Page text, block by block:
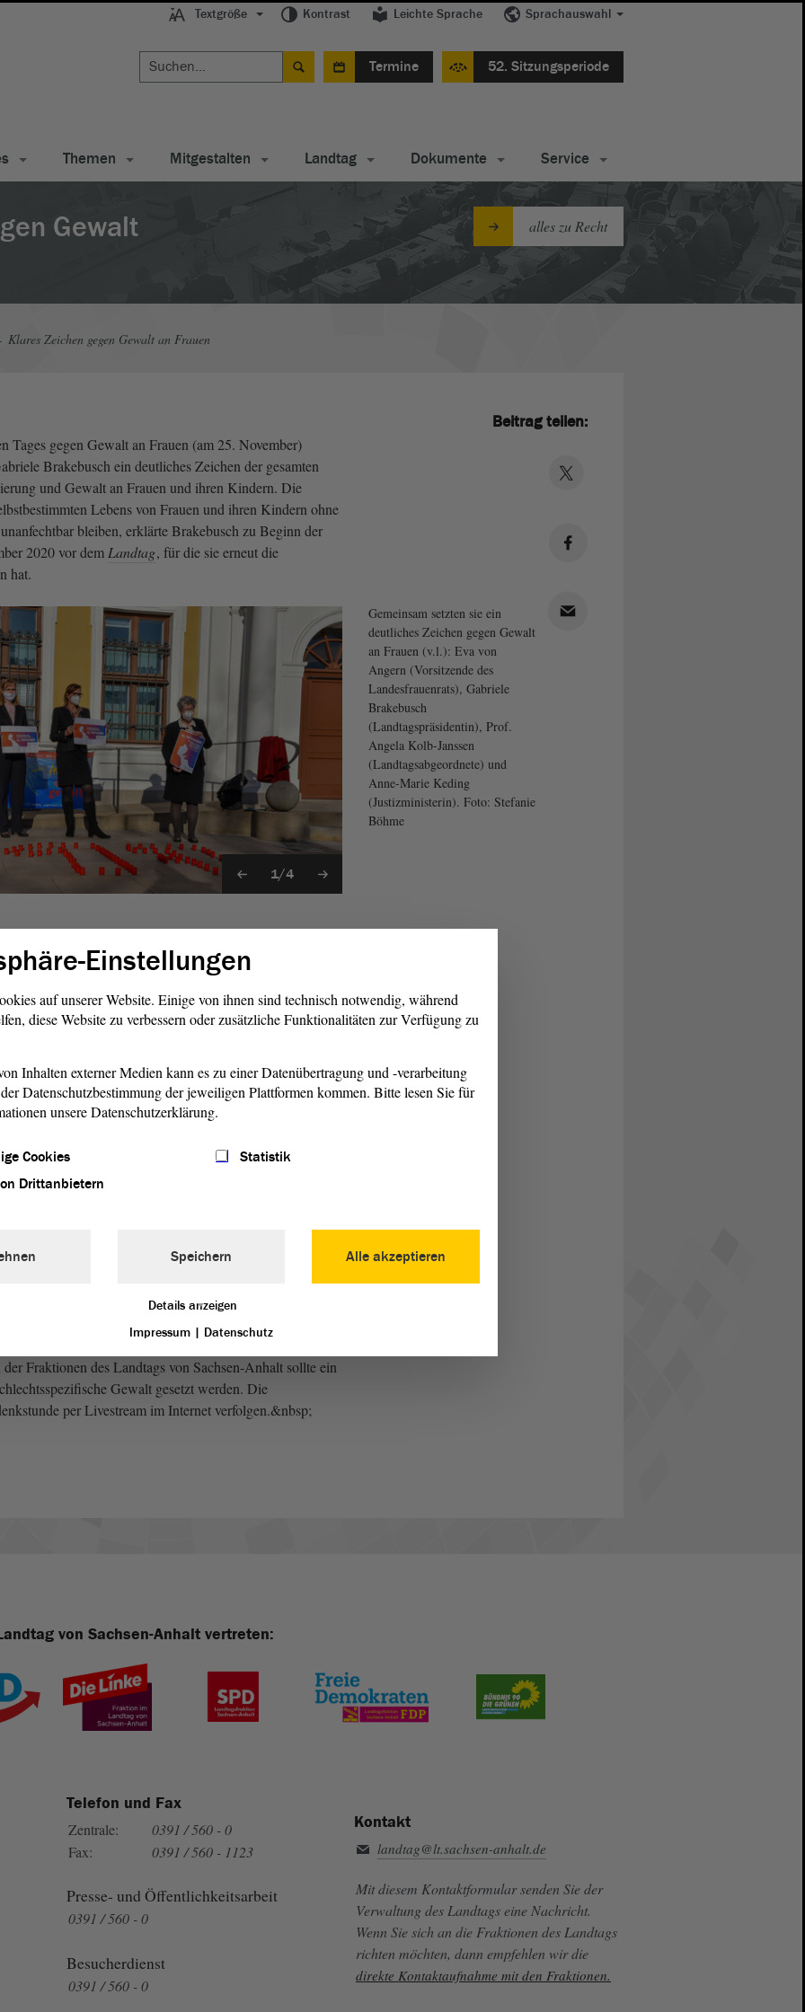
Textgröße Kontrast Leichte Sprache Sprachauswahl
Termine 52. Sitzungsperiode
Themen Mitgestalten Landtag Dokumente Service
Gewalt
alles zu Recht
Klares Zeichen gegen Gewalt an Frauen
Tages gegen Gewalt an Frauen (am 25. November)
Brakebusch ein deutliches Zeichen der gesamten
und Gewalt an Frauen und ihren Kindern. Die
Lebens von Frauen und ihren Kindern ohne
bleiben, erklärte Brakebusch zu Beginn der
2020 vor dem Landtag, für die sie erneut die
hat.
1/4
Gemeinsam setzten sie ein
deutliches Zeichen gegen Gewalt
an Frauen (v.l.): Eva von
Angern (Vorsitzende des
Landesfrauenrats), Gabriele
Brakebusch
(Landtagspräsidentin), Prof.
Angela Kolb-Janssen
(Landtagsabgeordnete) und
Anne-Marie Keding
(Justizministerin). Foto: Stefanie
Böhme
für alle Antrieb sein, die in unserem europäischen
der Frau zu schützen. „Sie ist eine tragende
Verantwortung gebietet es uns, offen über vorhandene
ihren Kindern zu sprechen. Und auch verleiht sie uns die
Betroffenen zu geben.“
Frauen
der extremsten Form von Gewalt an Frauen gedacht;
ihres Geschlechts. Allein im Jahr 2019 wurden 117
getötet. Neun Frauen weist die
Das sind 117 zu viel, bekräftigten der Landesfrauenrat
häusliche Gewalt mit ihrer
zum Internationalen Tag gegen Gewalt an Frauen.
von Sachsen-Anhalt wurde gemeinsam organisiert
www.landesfrauenrat.de _blank extern>Landesfrauenrat
Gabriele Brakebusch und der Ministerin für
Marie Keding. Gemeinsam mit den frauenpolitischen
Fraktionen des Landtags von Sachsen-Anhalt sollte ein
Gewalt gesetzt werden. Die
per Livestream im Internet verfolgen.&nbsp;
Beitrag teilen:
von Sachsen-Anhalt vertreten:
Telefon und Fax
Zentrale:
0391 / 560 - 0
Fax:
0391 / 560 - 1123
Presse- und Öffentlichkeitsarbeit
0391 / 560 - 0
Besucherdienst
0391 / 560 - 0
Kontakt
landtag@lt.sachsen-anhalt.de
Mit diesem Kontaktformular senden Sie der
Verwaltung des Landtags eine Nachricht.
Wenn Sie sich an die Fraktionen des Landtags
richten möchten, dann empfehlen wir die
direkte Kontaktaufnahme mit den Fraktionen.
Einstellungen
auf unserer Website. Einige von ihnen sind technisch notwendig, während
diese Website zu verbessern oder zusätzliche Funktionalitäten zur Verfügung zu
Inhalten externer Medien kann es zu einer Datenübertragung und -verarbeitung
Datenschutzbestimmung der jeweiligen Plattformen kommen. Bitte lesen Sie für
unsere Datenschutzerklärung.
Cookies
Statistik
Drittanbietern
Alle akzeptieren
Speichern
Details anzeigen
Impressum | Datenschutz